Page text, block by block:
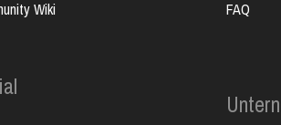
Wiki FAQ